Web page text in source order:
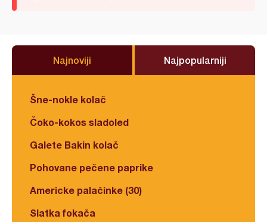
Najnoviji Najpopularniji
Šne-nokle kolač
Čoko-kokos sladoled
Galete Bakin kolač
Pohovane pečene paprike
Americke palačinke (30)
Slatka fokača